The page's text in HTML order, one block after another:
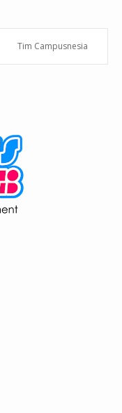
Tim Campusnesia